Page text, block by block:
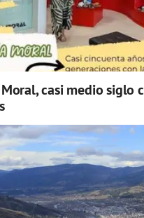
casi medio siglo